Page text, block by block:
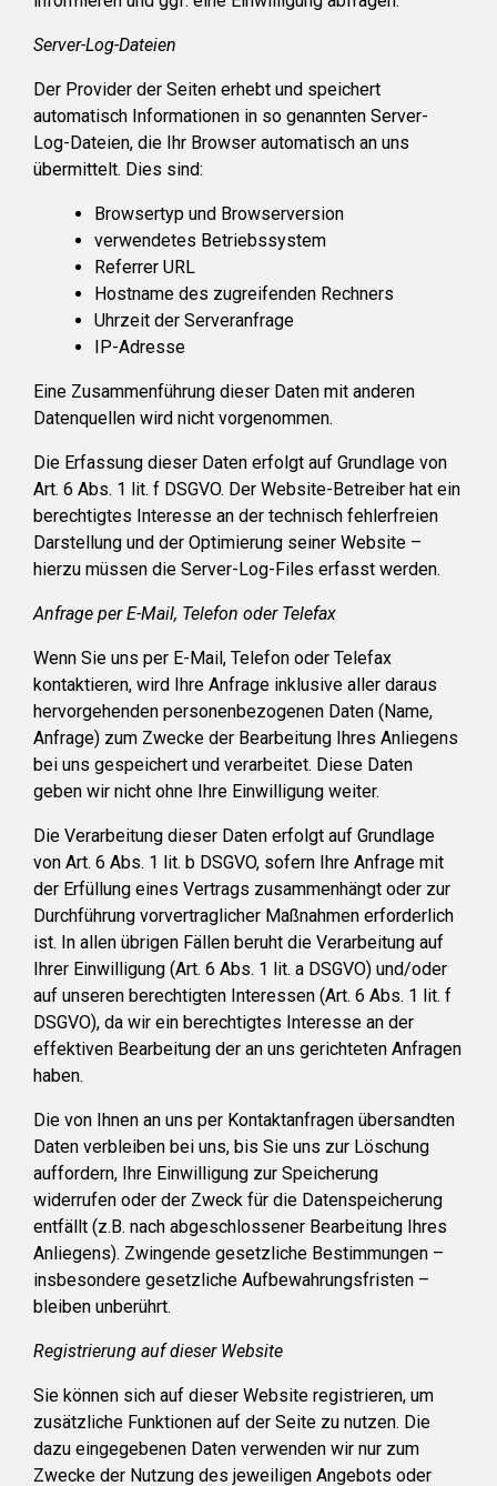
Server-Log-Dateien
Der Provider der Seiten erhebt und speichert
automatisch Informationen in so genannten Server-
Log-Dateien, die Ihr Browser automatisch an uns
übermittelt. Dies sind:
Browsertyp und Browserversion
verwendetes Betriebssystem
Referrer URL
Hostname des zugreifenden Rechners
Uhrzeit der Serveranfrage
IP-Adresse
Eine Zusammenführung dieser Daten mit anderen
Datenquellen wird nicht vorgenommen.
Die Erfassung dieser Daten erfolgt auf Grundlage von
Art. 6 Abs. 1 lit. f DSGVO. Der Website-Betreiber hat ein
berechtigtes Interesse an der technisch fehlerfreien
Darstellung und der Optimierung seiner Website –
hierzu müssen die Server-Log-Files erfasst werden.
Anfrage per E-Mail, Telefon oder Telefax
Wenn Sie uns per E-Mail, Telefon oder Telefax
kontaktieren, wird Ihre Anfrage inklusive aller daraus
hervorgehenden personenbezogenen Daten (Name,
Anfrage) zum Zwecke der Bearbeitung Ihres Anliegens
bei uns gespeichert und verarbeitet. Diese Daten
geben wir nicht ohne Ihre Einwilligung weiter.
Die Verarbeitung dieser Daten erfolgt auf Grundlage
von Art. 6 Abs. 1 lit. b DSGVO, sofern Ihre Anfrage mit
der Erfüllung eines Vertrags zusammenhängt oder zur
Durchführung vorvertraglicher Maßnahmen erforderlich
ist. In allen übrigen Fällen beruht die Verarbeitung auf
Ihrer Einwilligung (Art. 6 Abs. 1 lit. a DSGVO) und/oder
auf unseren berechtigten Interessen (Art. 6 Abs. 1 lit. f
DSGVO), da wir ein berechtigtes Interesse an der
effektiven Bearbeitung der an uns gerichteten Anfragen
haben.
Die von Ihnen an uns per Kontaktanfragen übersandten
Daten verbleiben bei uns, bis Sie uns zur Löschung
auffordern, Ihre Einwilligung zur Speicherung
widerrufen oder der Zweck für die Datenspeicherung
entfällt (z.B. nach abgeschlossener Bearbeitung Ihres
Anliegens). Zwingende gesetzliche Bestimmungen –
insbesondere gesetzliche Aufbewahrungsfristen –
bleiben unberührt.
Registrierung auf dieser Website
Sie können sich auf dieser Website registrieren, um
zusätzliche Funktionen auf der Seite zu nutzen. Die
dazu eingegebenen Daten verwenden wir nur zum
Zwecke der Nutzung des jeweiligen Angebots oder